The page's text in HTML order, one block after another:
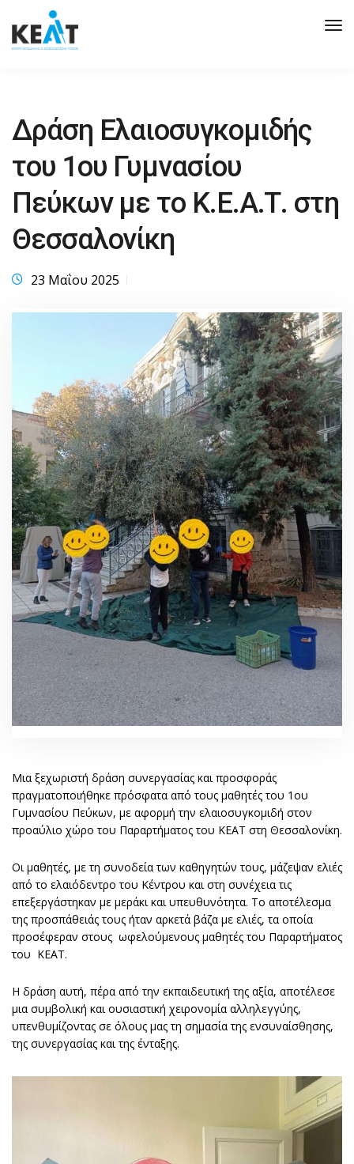
Δράση Ελαιοσυγκομιδής
του 1ου Γυμνασίου
Πεύκων με το Κ.Ε.Α.Τ. στη
Θεσσαλονίκη
23 Μαΐου 2025
Μια ξεχωριστή δράση συνεργασίας και προσφοράς
πραγματοποιήθηκε πρόσφατα από τους μαθητές του 1ου
Γυμνασίου Πεύκων, με αφορμή την ελαιοσυγκομιδή στον
προαύλιο χώρο του Παραρτήματος του ΚΕΑΤ στη Θεσσαλονίκη.
Οι μαθητές, με τη συνοδεία των καθηγητών τους, μάζεψαν ελιές
από το ελαιόδεντρο του Κέντρου και στη συνέχεια τις
επεξεργάστηκαν με μεράκι και υπευθυνότητα. Το αποτέλεσμα
της προσπάθειάς τους ήταν αρκετά βάζα με ελιές, τα οποία
προσέφεραν στους ωφελούμενους μαθητές του Παραρτήματος
του ΚΕΑΤ.
Η δράση αυτή, πέρα από την εκπαιδευτική της αξία, αποτέλεσε
μια συμβολική και ουσιαστική χειρονομία αλληλεγγύης,
υπενθυμίζοντας σε όλους μας τη σημασία της ενσυναίσθησης,
της συνεργασίας και της ένταξης.